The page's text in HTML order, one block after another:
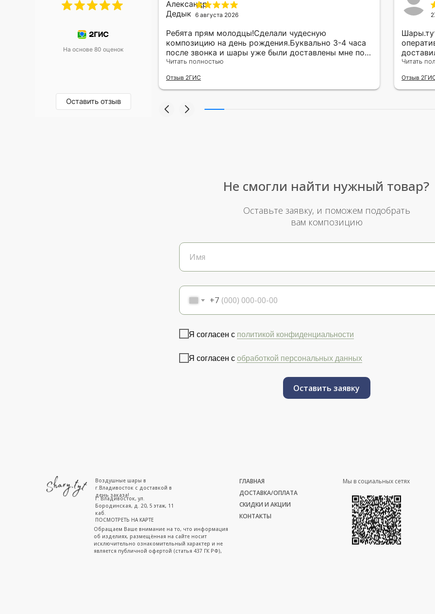
На основе 80 оценок
Оставить отзыв
уже два раза, отличная
6 августа 2026
Ребята прям молодцы!Сделали чудесную
композицию на день рождения.Буквально 3-4 часа
после звонка и шары уже были доставлены мне по
адресу.Качество исполнения и упаковки на 5.Жена
Читать полностью
Отзыв 2ГИС
другу в
Читать
Отзыв
+7
Я согласен с политикой конфиденциальности
Я согласен с обработкой персональных данных
Оставить заявку
Не смогли найти нужный товар?
Оставьте заявку, и поможем подобрать
вам композицию
г. Владивосток, ул.
Бородинская, д. 20, 5 этаж, 11
каб.
ПОСМОТРЕТЬ НА КАРТЕ
ГЛАВНАЯ
ДОСТАВКА/ОПЛАТА
СКИДКИ И АКЦИИ
КОНТАКТЫ
Воздушные шары в
г.Владивосток с доставкой в
день заказа!
Мы в социальных сетях
Обращаем Ваше внимание на то, что информация
об изделиях, размещённая на сайте носит
исключительно ознакомительный характер и не
является публичной офертой (статья 437 ГК РФ),